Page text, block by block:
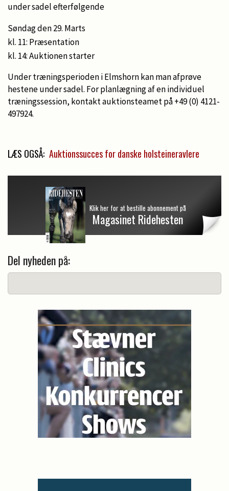
under sadel efterfølgende
Søndag den 29. Marts
kl. 11: Præsentation
kl. 14: Auktionen starter
Under træningsperioden i Elmshorn kan man afprøve
hestene under sadel. For planlægning af en individuel
træningssession, kontakt auktionsteamet på +49 (0) 4121-
497924.
LÆS OGSÅ: Auktionssucces for danske holsteineravlere
Klik her for at bestille abonnement på
Magasinet Ridehesten
Del nyheden på: